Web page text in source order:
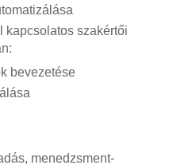
kapcsolatos szakértői
bevezetése
menedzsment-